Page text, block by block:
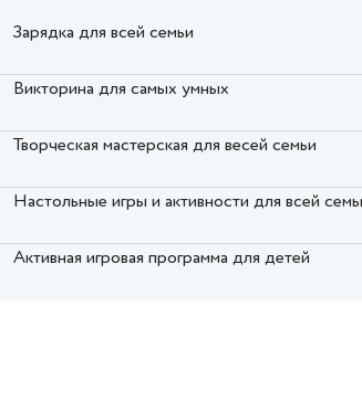
Зарядка для всей семьи
Викторина для самых умных
Творческая мастерская для весей семьи
Настольные игры и активности для всей
Активная игровая программа для детей